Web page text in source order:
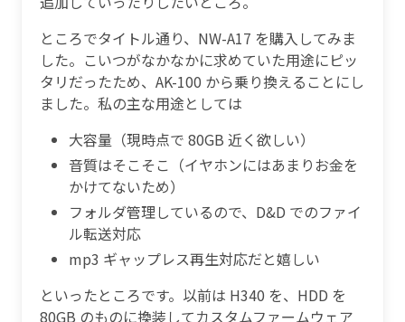
ところでタイトル通り、NW-A17 を購入してみま
した。こいつがなかなかに求めていた用途にピッ
タリだったため、AK-100 から乗り換えることにし
ました。私の主な用途としては
大容量（現時点で 80GB 近く欲しい）
音質はそこそこ（イヤホンにはあまりお金を
かけてないため）
フォルダ管理しているので、D&D でのファイ
ル転送対応
mp3 ギャップレス再生対応だと嬉しい
といったところです。以前は H340 を、HDD を
80GB のものに換装してカスタムファームウェア